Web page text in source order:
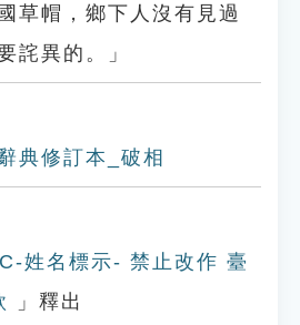
草帽，鄉下人沒有見過
詫異的。」
典修訂本_破相
姓名標示- 禁止改作 臺
」釋出